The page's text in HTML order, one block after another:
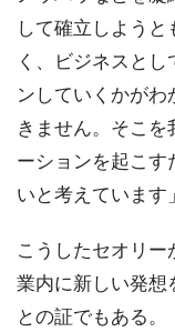
して確立しよう
く、ビジネスと
ンしていくかが
きません。そこ
ーションを起こす
いと考えていま
こうしたセオリ
業内に新しい発想
との証でもある。